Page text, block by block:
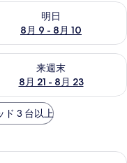
明日
8月 9 - 8月 10
月 9 - 8月 10 の空室状
ック
来週末
8月 21 - 8月 23
8月 21 - 8月 23 の空室
ド 3 台以上